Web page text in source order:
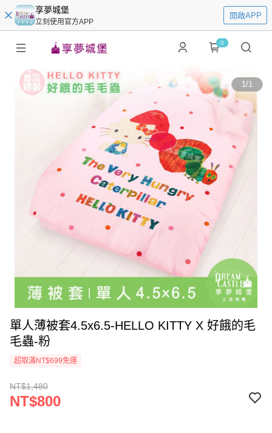
享夢城堡
立刻使用官方APP
開啟APP
0
1/1
單人薄被套4.5x6.5-HELLO KITTY X 好餓的毛
毛蟲-粉
超取滿NT$699免運
NT$1,480
NT$800